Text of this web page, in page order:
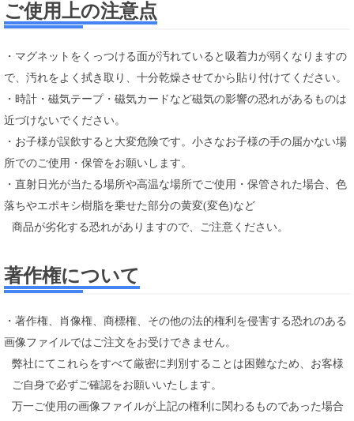
ご使用上の注意点
・マグネットをくっつける面が汚れていると吸着力が弱くなりますの
で、汚れをよく拭き取り、十分乾燥させてから貼り付けてください。
・時計・磁気テープ・磁気カードなど磁気の影響の恐れがあるものは
近づけないでください。
・お子様が誤飲すると大変危険です。小さなお子様の手の届かない場
所でのご使用・保管をお願いします。
・直射日光が当たる場所や高温な場所でご使用・保管された場合、色
落ちやエポキシ樹脂を乗せた部分の黄変(変色)など
商品が劣化する恐れがありますので、ご注意ください。
著作権について
・著作権、肖像権、商標権、その他の法的権利を侵害する恐れのある
画像ファイルではご注文をお受けできません。
弊社にてこれらをすべて厳密に判別することは困難なため、お客様
ご自身で必ずご確認をお願いいたします。
万一ご使用の画像ファイルが上記の権利に関わるものであった場合